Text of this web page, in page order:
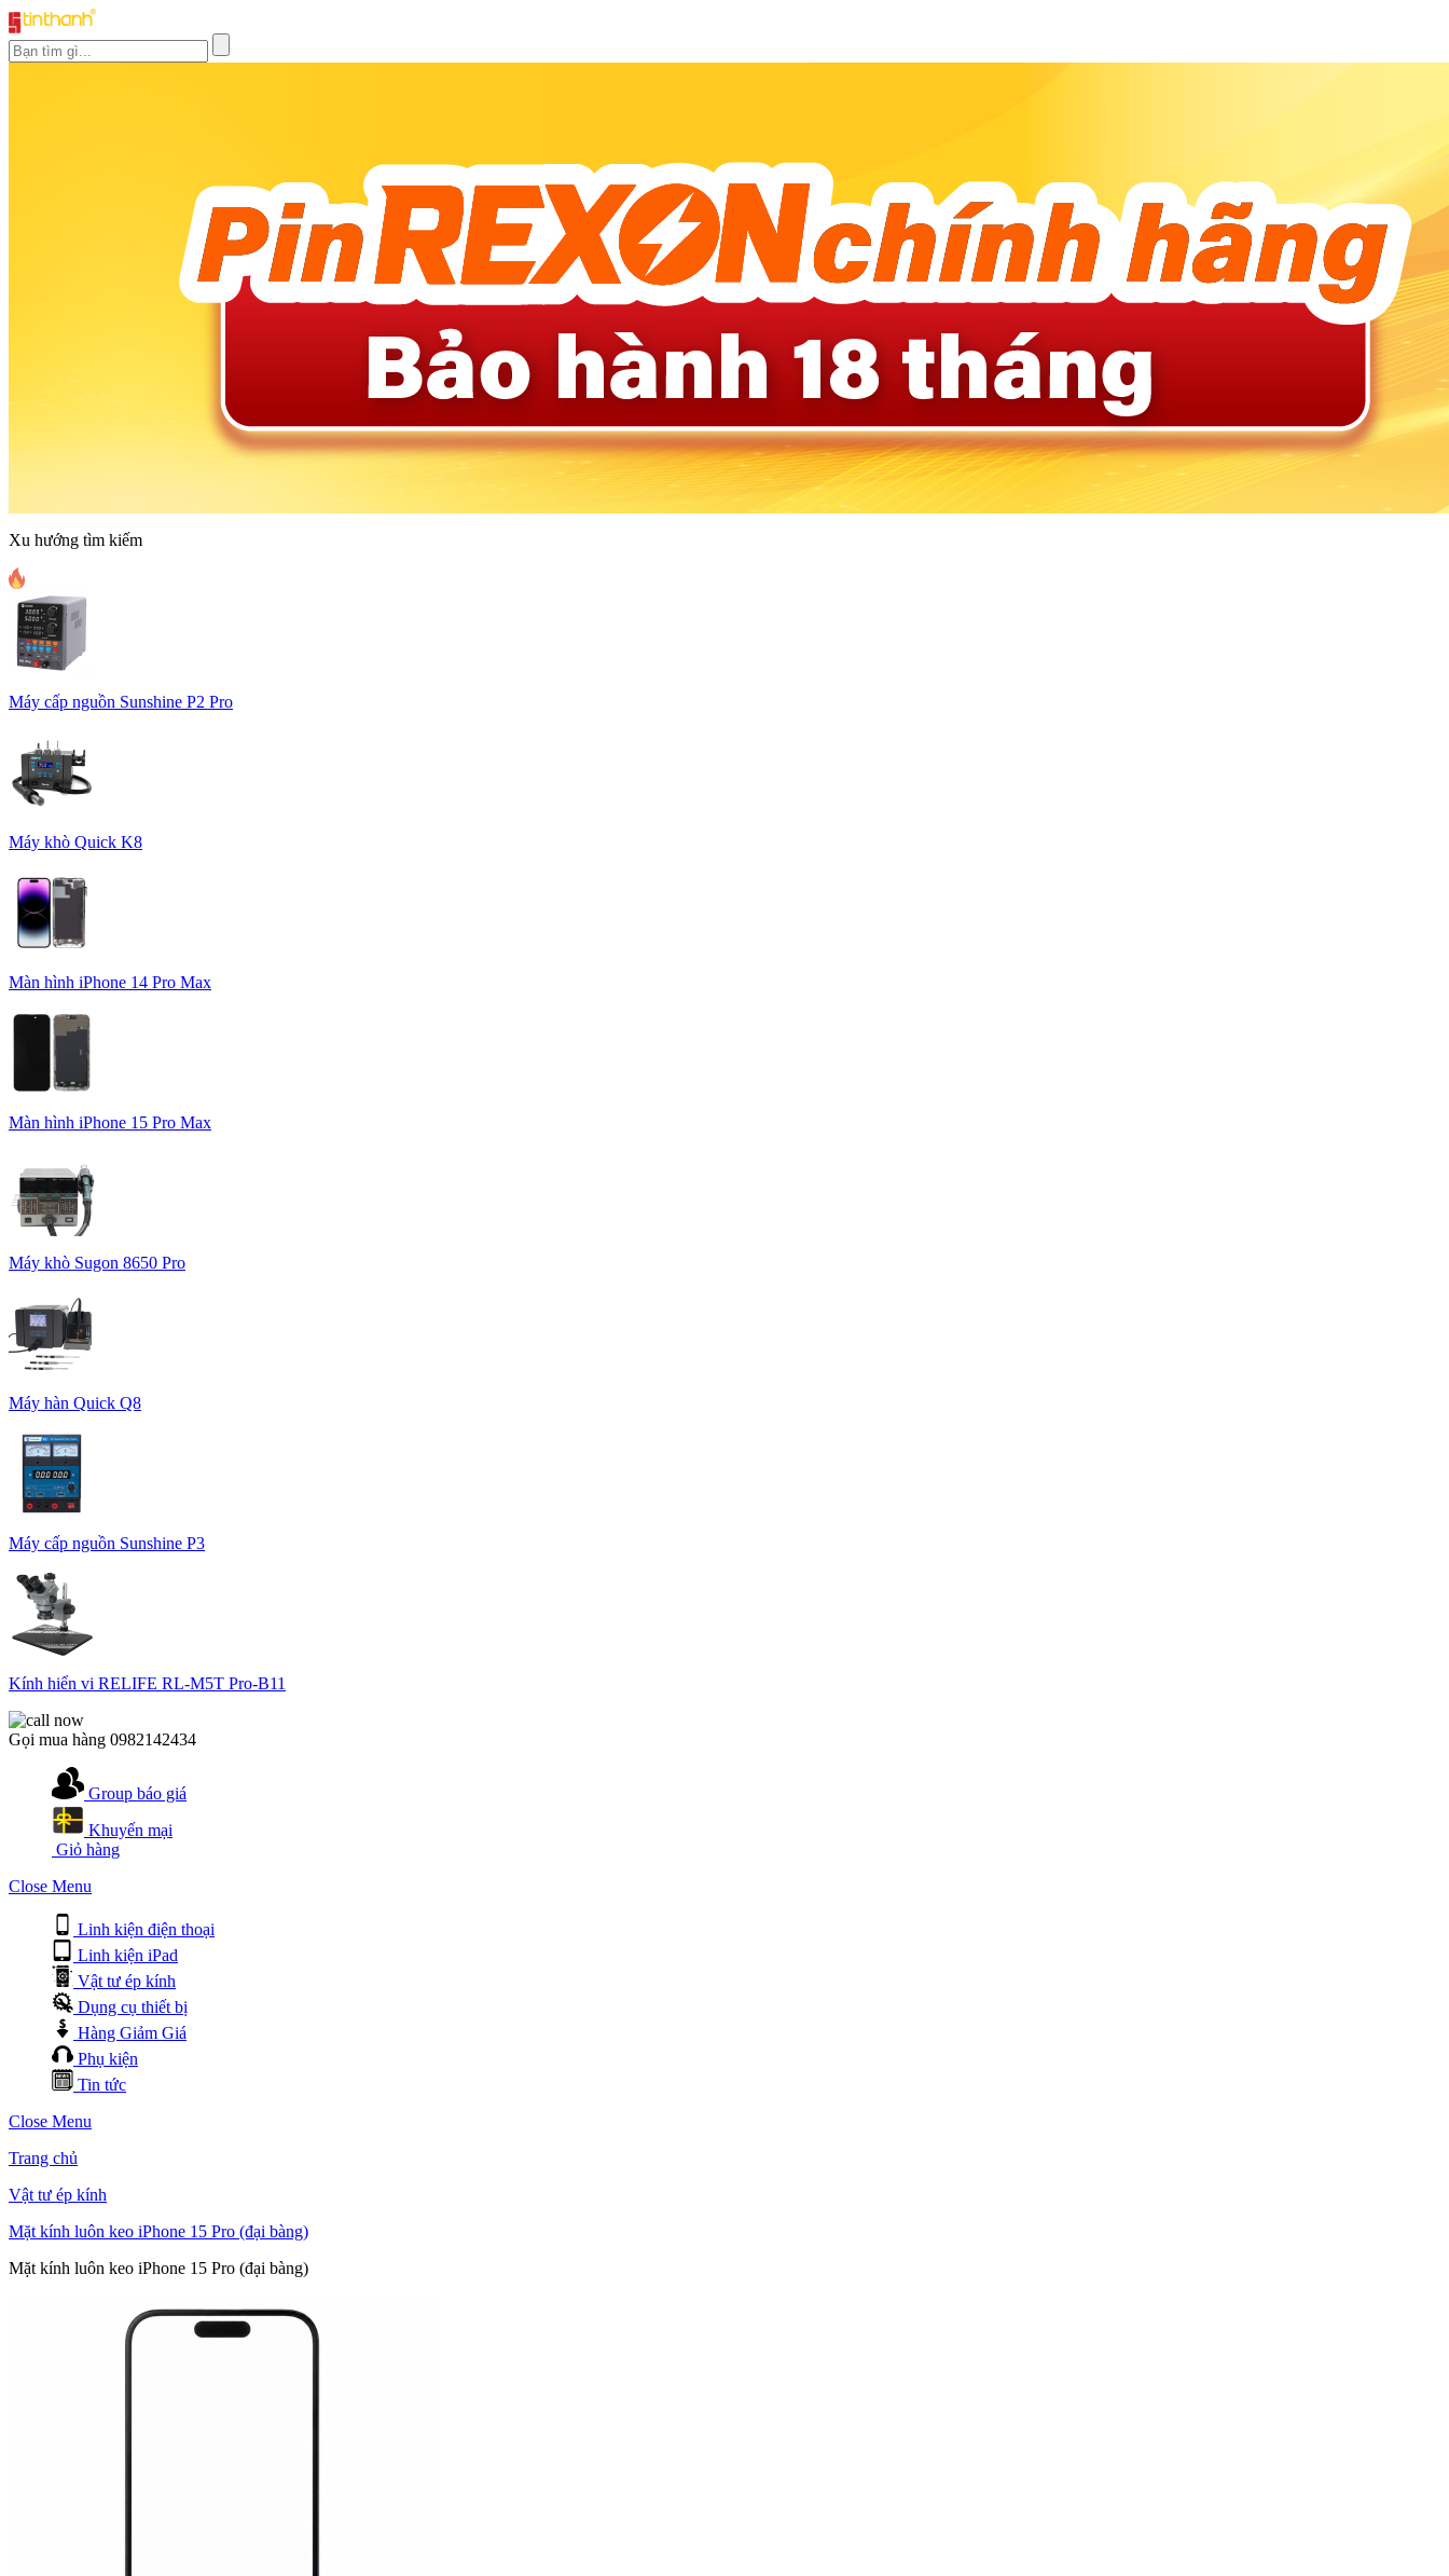
Xu hướng tìm kiếm
Máy cấp nguồn Sunshine P2 Pro
Máy khò Quick K8
Màn hình iPhone 14 Pro Max
Màn hình iPhone 15 Pro Max
Máy khò Sugon 8650 Pro
Máy hàn Quick Q8
Máy cấp nguồn Sunshine P3
Kính hiển vi RELIFE RL-M5T Pro-B11
Gọi mua hàng 0982142434
Group báo giá
Khuyến mại
Giỏ hàng
Close Menu
Linh kiện điện thoại
Linh kiện iPad
Vật tư ép kính
Dụng cụ thiết bị
Hàng Giảm Giá
Phụ kiện
Tin tức
Close Menu
Trang chủ
Vật tư ép kính
Mặt kính luôn keo iPhone 15 Pro (đại bàng)
Mặt kính luôn keo iPhone 15 Pro (đại bàng)